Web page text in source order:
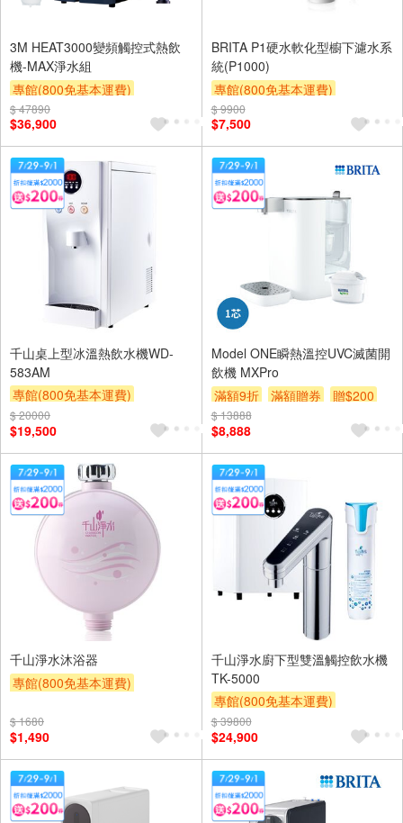
3M HEAT3000變頻觸控式熱飲
機-MAX淨水組
專館(800免基本運費)
滿額9折
$ 47890
$36,900
BRITA P1硬水軟化型櫥下濾水系
統(P1000)
專館(800免基本運費)
滿額9折
$ 9900
$7,500
千山桌上型冰溫熱飲水機WD-
583AM
專館(800免基本運費)
滿額贈券
$ 20000
$19,500
Model ONE瞬熱溫控UVC滅菌開
飲機 MXPro
滿額9折
滿額贈券 贈$200
$ 13888
$8,888
千山淨水沐浴器
專館(800免基本運費)
$ 1680
$1,490
千山淨水廚下型雙溫觸控飲水機
TK-5000
專館(800免基本運費)
滿額贈券
$ 39800
$24,900